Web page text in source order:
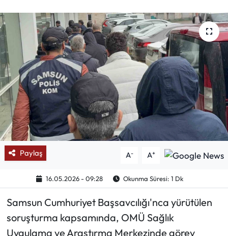
Paylaş A- A+
16.05.2026 - 09:28 Okunma Süresi: 1 Dk
Samsun Cumhuriyet Başsavcılığı'nca yürütülen
soruşturma kapsamında, OMÜ Sağlık
Uygulama ve Araştırma Merkezinde görev
Mektup Galeri
Röportaj
Manşet
Köşe Yazıları
Karikatür Galeri
BIK
ASTROLOJİ
Spor Yazıları
Mektup Galeri